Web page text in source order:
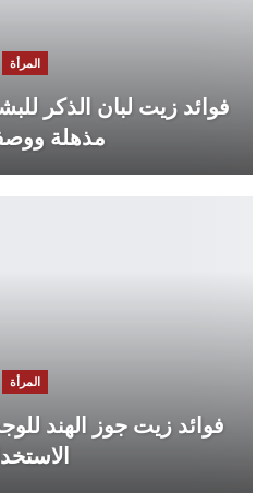
المرأة
مذهلة
المرأة
فوائد زيت جوز الهند